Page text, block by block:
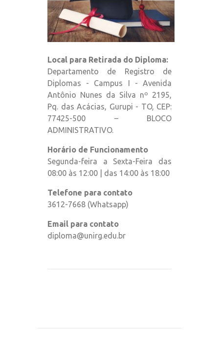
Local para Retirada do Diploma:
Departamento de Registro de
Diplomas - Campus I - Avenida
Antônio Nunes da Silva nº 2195,
Pq. das Acácias, Gurupi - TO, CEP:
77425-500 – BLOCO
ADMINISTRATIVO.
Horário de Funcionamento
Segunda-feira a Sexta-Feira das
08:00 às 12:00 | das 14:00 às 18:00
Telefone para contato
3612-7668 (Whatsapp)
Email para contato
diploma@unirg.edu.br